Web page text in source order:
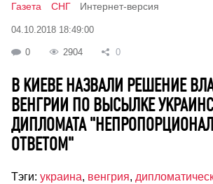
Газета СНГ Интернет-версия
04.10.2018 18:49:00
0 2904 0
В КИЕВЕ НАЗВАЛИ РЕШЕНИЕ
ВЕНГРИИ ПО ВЫСЫЛКЕ
ДИПЛОМАТА
ОТВЕТОМ"
Тэги: украина, венгрия,